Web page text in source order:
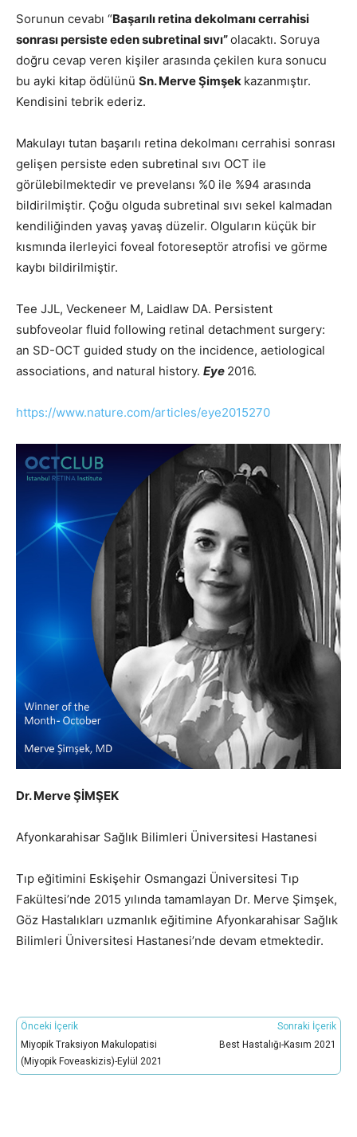
Sorunun cevabı “Başarılı retina dekolmanı cerrahisi
sonrası persiste eden subretinal sıvı”olacaktı. Soruya
doğru cevap veren kişiler arasında çekilen kura sonucu
bu ayki kitap ödülünü Sn. Merve Şimşek kazanmıştır.
Kendisini tebrik ederiz.
Makulayı tutan başarılı retina dekolmanı cerrahisi sonrası
gelişen persiste eden subretinal sıvı OCT ile
görülebilmektedir ve prevelansı %0 ile %94 arasında
bildirilmiştir. Çoğu olguda subretinal sıvı sekel kalmadan
kendiliğinden yavaş yavaş düzelir. Olguların küçük bir
kısmında ilerleyici foveal fotoreseptör atrofisi ve görme
kaybı bildirilmiştir.
Tee JJL, Veckeneer M, Laidlaw DA. Persistent
subfoveolar fluid following retinal detachment surgery:
an SD-OCT guided study on the incidence, aetiological
associations, and natural history. Eye 2016.
https://www.nature.com/articles/eye2015270
Dr. Merve ŞİMŞEK
Afyonkarahisar Sağlık Bilimleri Üniversitesi Hastanesi
Tıp eğitimini Eskişehir Osmangazi Üniversitesi Tıp
Fakültesi’nde 2015 yılında tamamlayan Dr. Merve Şimşek,
Göz Hastalıkları uzmanlık eğitimine Afyonkarahisar Sağlık
Bilimleri Üniversitesi Hastanesi’nde devam etmektedir.
Önceki İçerik
Miyopik Traksiyon Makulopatisi
(Miyopik Foveaskizis)-Eylül 2021
Sonraki İçerik
Best Hastalığı-Kasım 2021